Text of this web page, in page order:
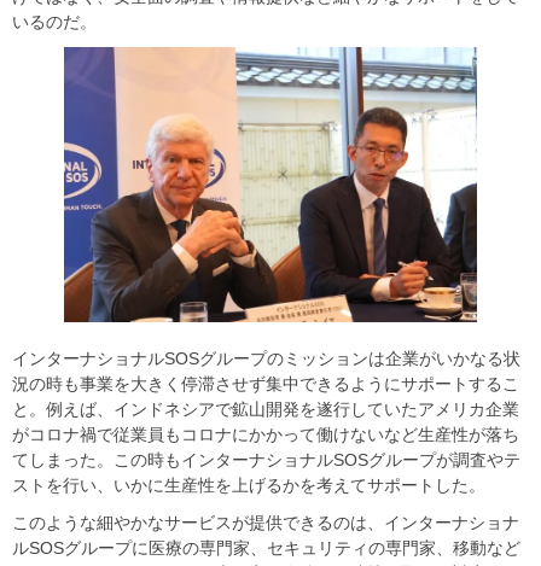
いるのだ。
インターナショナルSOSグループのミッションは企業がいかなる状
況の時も事業を大きく停滞させず集中できるようにサポートするこ
と。例えば、インドネシアで鉱山開発を遂行していたアメリカ企業
がコロナ禍で従業員もコロナにかかって働けないなど生産性が落ち
てしまった。この時もインターナショナルSOSグループが調査やテ
ストを行い、いかに生産性を上げるかを考えてサポートした。
このような細やかなサービスが提供できるのは、インターナショナ
ルSOSグループに医療の専門家、セキュリティの専門家、移動など